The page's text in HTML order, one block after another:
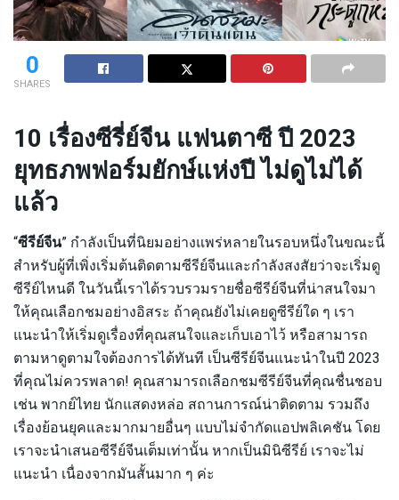
0
SHARES
10 เรื่องซีรี่ย์จีน แฟนตาซี ปี 2023
ยุทธภพฟอร์มยักษ์แห่งปี ไม่ดูไม่ได้
แล้ว
“ซีรีย์จีน” กำลังเป็นที่นิยมอย่างแพร่หลายในรอบหนึ่งในขณะนี้
สำหรับผู้ที่เพิ่งเริ่มต้นติดตามซีรีย์จีนและกำลังสงสัยว่าจะเริ่มดู
ซีรีย์ไหนดี ในวันนี้เราได้รวบรวมรายชื่อซีรีย์จีนที่น่าสนใจมา
ให้คุณเลือกชมอย่างอิสระ ถ้าคุณยังไม่เคยดูซีรีย์ใด ๆ เรา
แนะนำให้เริ่มดูเรื่องที่คุณสนใจและเก็บเอาไว้ หรือสามารถ
ตามหาดูตามใจต้องการได้ทันที เป็นซีรีย์จีนแนะนำในปี 2023
ที่คุณไม่ควรพลาด! คุณสามารถเลือกชมซีรีย์จีนที่คุณชื่นชอบ
เช่น พากย์ไทย นักแสดงหล่อ สถานการณ์น่าติดตาม รวมถึง
เรื่องย้อนยุคและมากมายอื่นๆ แบบไม่จำกัดแอปพลิเคชัน โดย
เราจะนำเสนอซีรีย์จีนเต็มเท่านั้น หากเป็นมินิซีรีย์ เราจะไม่
แนะนำ เนื่องจากมันสั้นมาก ๆ ค่ะ